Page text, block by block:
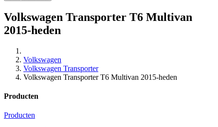
Volkswagen Transporter T6 Multivan
2015-heden
Volkswagen
Volkswagen Transporter
Volkswagen Transporter T6 Multivan 2015-heden
Producten
Producten